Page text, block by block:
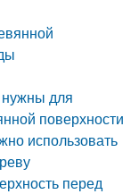
для
поверхности
использовать
перед